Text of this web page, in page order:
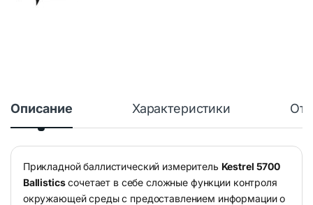
Описание Характеристики
Прикладной баллистический измеритель Kestrel 5700
Ballisticsсочетает в себе сложные функции контроля
окружающей среды с предоставлением информации о